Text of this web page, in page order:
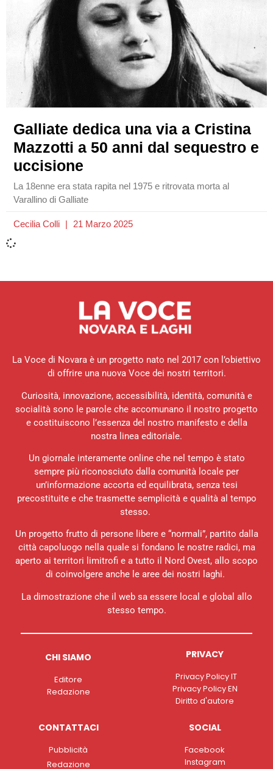
Galliate dedica una via a Cristina
Mazzotti a 50 anni dal sequestro e
uccisione
La 18enne era stata rapita nel 1975 e ritrovata morta al
Varallino di Galliate
Cecilia Colli 21 Marzo 2025
La Voce di Novara è un progetto nato nel 2017 con l’obiettivo
di offrire una nuova Voce dei nostri territori.
Curiosità, innovazione, accessibilità, identità, comunità e
socialità sono le parole che accomunano il nostro progetto
e costituiscono l’essenza del nostro manifesto e della
nostra linea editoriale.
Un giornale interamente online che nel tempo è stato
sempre più riconosciuto dalla comunità locale per
un’informazione accorta ed equilibrata, senza tesi
precostituite e che trasmette semplicità e qualità al tempo
stesso.
Un progetto frutto di persone libere e “normali”, partito dalla
città capoluogo nella quale si fondano le nostre radici, ma
aperto ai territori limitrofi e a tutto il Nord Ovest, allo scopo
di coinvolgere anche le aree dei nostri laghi.
La dimostrazione che il web sa essere local e global allo
stesso tempo.
CHI SIAMO
Editore
Redazione
PRIVACY
Privacy Policy IT
Privacy Policy EN
Diritto d'autore
CONTATTACI
Pubblicità
Redazione
SOCIAL
Facebook
Instagram